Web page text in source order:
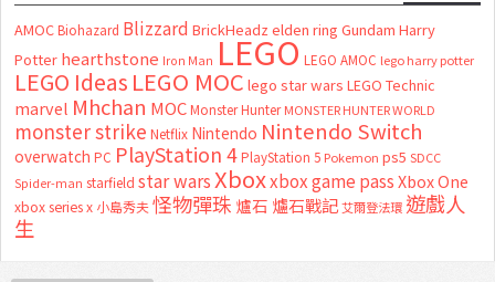
AMOC Biohazard Blizzard BrickHeadz elden ring Gundam Harry
Potter hearthstone Iron Man LEGO LEGO AMOC lego harry potter
LEGO Ideas LEGO MOC lego star wars LEGO Technic
marvel Mhchan MOC Monster Hunter MONSTER HUNTER WORLD
monster strike Netflix Nintendo Nintendo Switch
overwatch PC PlayStation 4 PlayStation 5 Pokemon ps5 SDCC
Spider-man starfield star warsXboxxbox game passXbox One
xbox series x 小島秀夫怪物彈珠 爐石 爐石戰記艾爾登法環 遊戲人
生